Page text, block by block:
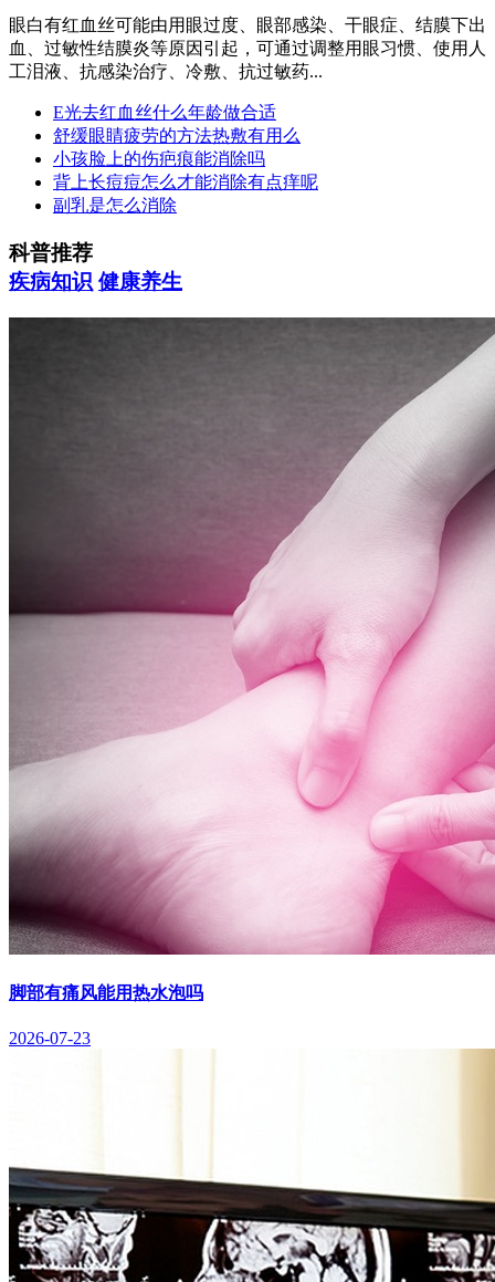
眼白有红血丝可能由用眼过度、眼部感染、干眼症、结膜下出
血、过敏性结膜炎等原因引起，可通过调整用眼习惯、使用人
工泪液、抗感染治疗、冷敷、抗过敏药...
E光去红血丝什么年龄做合适
舒缓眼睛疲劳的方法热敷有用么
小孩脸上的伤疤痕能消除吗
背上长痘痘怎么才能消除有点痒呢
副乳是怎么消除
科普推荐
疾病知识 健康养生
脚部有痛风能用热水泡吗
2026-07-23